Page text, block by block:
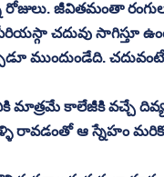
రోజులు. జీవితమంతా
సీరియస్గా చదువు సాగిస్తూ
ముందుండేది.
మాత్రమే కాలేజీకి వచ్చే
రావడంతో ఆ స్నేహం